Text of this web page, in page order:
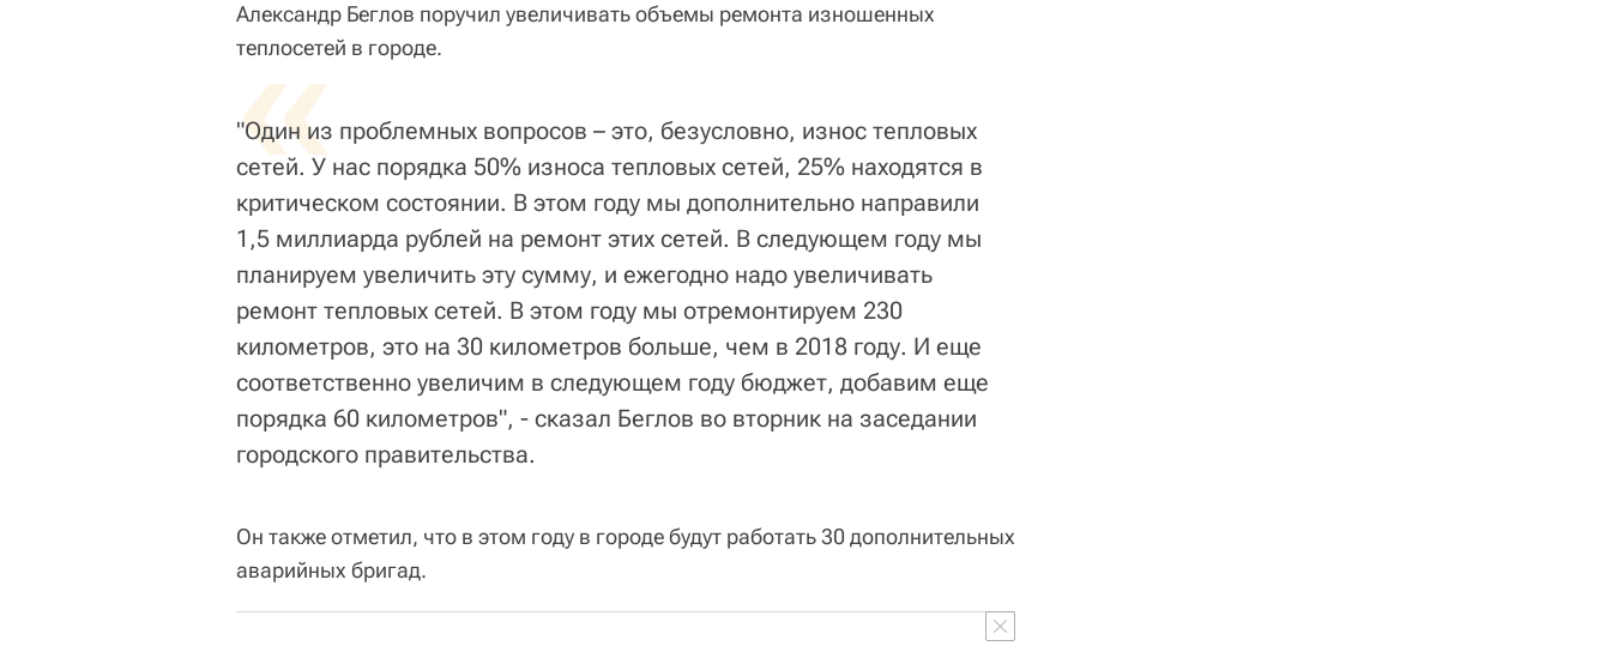
Александр Беглов поручил увеличивать объемы ремонта изношенных
теплосетей в городе.
«
"Один из проблемных вопросов – это, безусловно, износ тепловых
сетей. У нас порядка 50% износа тепловых сетей, 25% находятся в
критическом состоянии. В этом году мы дополнительно направили
1,5 миллиарда рублей на ремонт этих сетей. В следующем году мы
планируем увеличить эту сумму, и ежегодно надо увеличивать
ремонт тепловых сетей. В этом году мы отремонтируем 230
километров, это на 30 километров больше, чем в 2018 году. И еще
соответственно увеличим в следующем году бюджет, добавим еще
порядка 60 километров", - сказал Беглов во вторник на заседании
городского правительства.
Он также отметил, что в этом году в городе будут работать 30 дополнительных
аварийных бригад.